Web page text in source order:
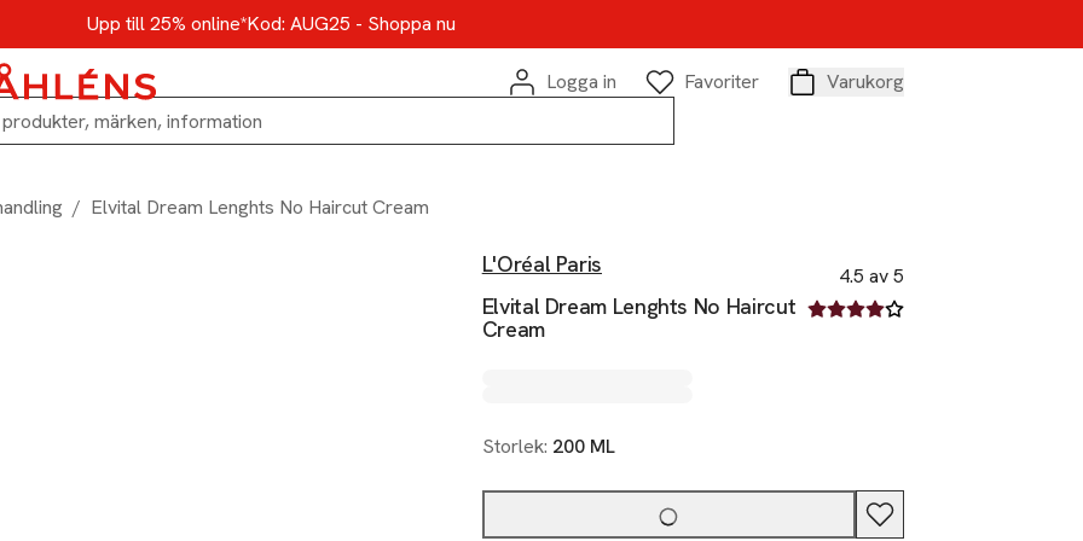
Upp till 25% online*Kod: AUG25 - Shoppa nu
Logga in
Favoriter
Varukorg
/ Elvital Dream Lenghts No Haircut Cream
L'Oréal Paris
Elvital Dream Lenghts No Haircut
Cream
4.5 av 5
4.5 av fem stjärnor
Storlek: 200 ML